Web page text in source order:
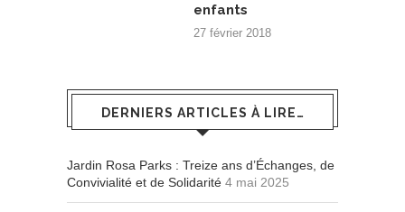
enfants
27 février 2018
DERNIERS ARTICLES À LIRE…
Jardin Rosa Parks : Treize ans d’Échanges, de
Convivialité et de Solidarité 4 mai 2025